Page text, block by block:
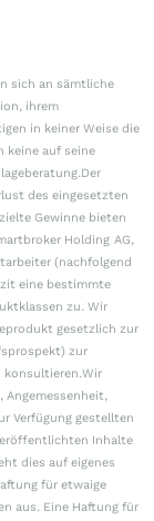
sich an sämtliche
ihrem
in keiner Weise die
keine auf seine
des eingesetzten
Gewinne bieten
Holding AG,
(nachfolgend
eine bestimmte
zu. Wir
gesetzlich zur
zur
konsultieren.Wir
Angemessenheit,
Verfügung gestellten
Inhalte
dies auf eigenes
für etwaige
aus. Eine Haftung für